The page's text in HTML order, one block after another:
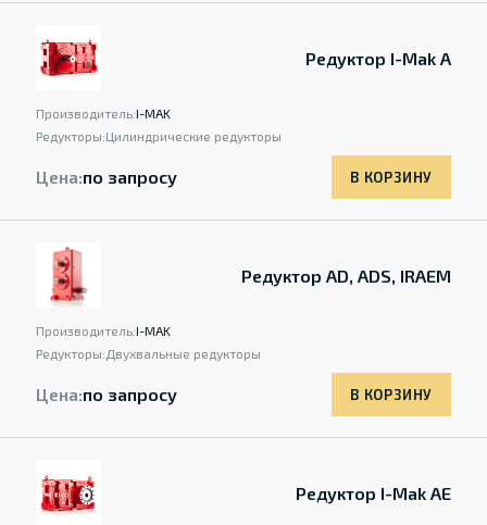
Редуктор I-Mak A
Производитель:I-MAK
Редукторы:Цилиндрические редукторы
Цена:по запросу В КОРЗИНУ
Редуктор AD, ADS, IRAEM
Производитель:I-MAK
Редукторы: Двухвальные редукторы
Цена:по запросу В КОРЗИНУ
Редуктор I-Mak AE